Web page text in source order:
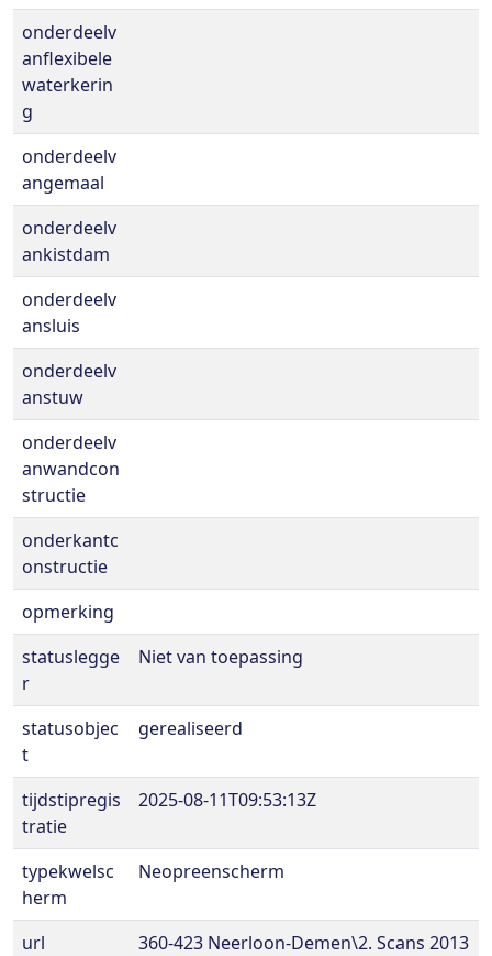
onderdeelv
anflexibele
waterkerin
g
onderdeelv
angemaal
onderdeelv
ankistdam
onderdeelv
ansluis
onderdeelv
anstuw
onderdeelv
anwandcon
structie
onderkantc
onstructie
opmerking
statuslegge
r
Niet van toepassing
statusobjec
t
gerealiseerd
tijdstipregis
tratie
2025-08-11T09:53:13Z
typekwelsc
herm
Neopreenscherm
url
360-423 Neerloon-Demen\2. Scans 2013